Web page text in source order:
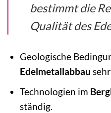
bestimmt die
Qualität des
Geologische
Edelmetallabbau
Technologien im
ständig.